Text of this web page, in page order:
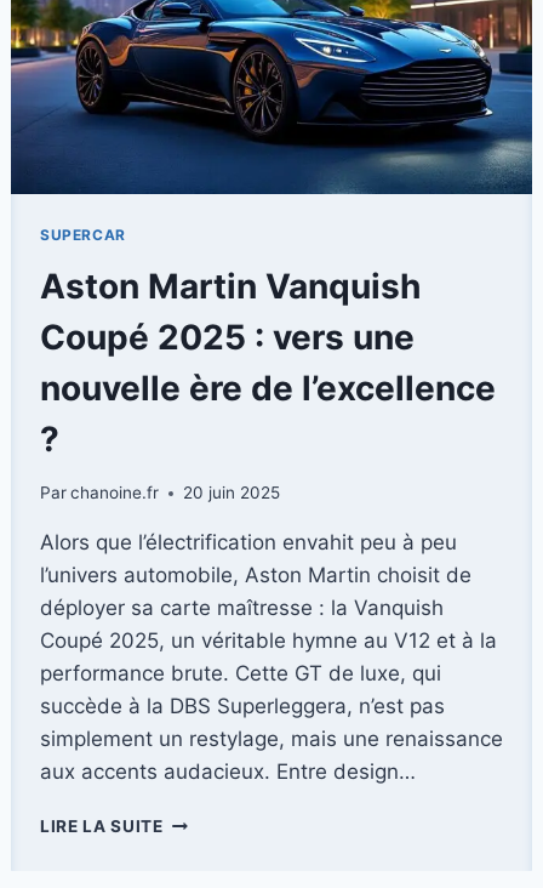
SUPERCAR
Aston Martin Vanquish
Coupé 2025 : vers une
nouvelle ère de l’excellence
?
Parchanoine.fr 20 juin 2025
Alors que l’électrification envahit peu à peu
l’univers automobile, Aston Martin choisit de
déployer sa carte maîtresse : la Vanquish
Coupé 2025, un véritable hymne au V12 et à la
performance brute. Cette GT de luxe, qui
succède à la DBS Superleggera, n’est pas
simplement un restylage, mais une renaissance
aux accents audacieux. Entre design…
LIRE LA SUITEASTON